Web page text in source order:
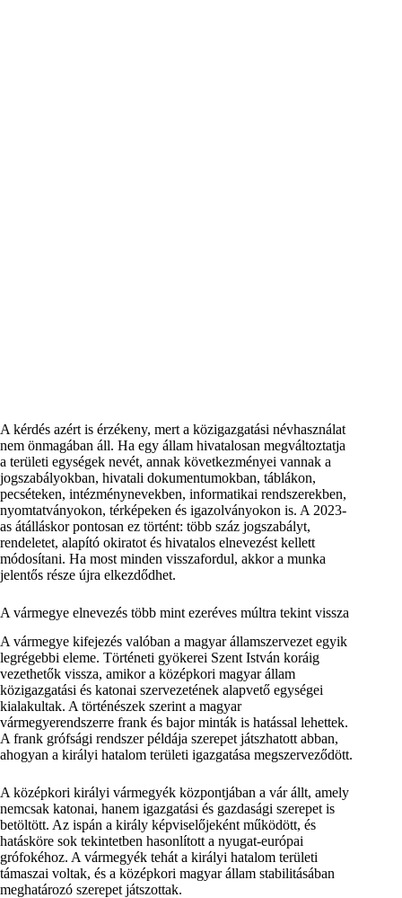
A kérdés azért is érzékeny, mert a közigazgatási névhasználat
nem önmagában áll. Ha egy állam hivatalosan megváltoztatja
a területi egységek nevét, annak következményei vannak a
jogszabályokban, hivatali dokumentumokban, táblákon,
pecséteken, intézménynevekben, informatikai rendszerekben,
nyomtatványokon, térképeken és igazolványokon is. A 2023-
as átálláskor pontosan ez történt: több száz jogszabályt,
rendeletet, alapító okiratot és hivatalos elnevezést kellett
módosítani. Ha most minden visszafordul, akkor a munka
jelentős része újra elkezdődhet.
A vármegye elnevezés több mint ezeréves múltra tekint vissza
A vármegye kifejezés valóban a magyar államszervezet egyik
legrégebbi eleme. Történeti gyökerei Szent István koráig
vezethetők vissza, amikor a középkori magyar állam
közigazgatási és katonai szervezetének alapvető egységei
kialakultak. A történészek szerint a magyar
vármegyerendszerre frank és bajor minták is hatással lehettek.
A frank grófsági rendszer példája szerepet játszhatott abban,
ahogyan a királyi hatalom területi igazgatása megszerveződött.
A középkori királyi vármegyék központjában a vár állt, amely
nemcsak katonai, hanem igazgatási és gazdasági szerepet is
betöltött. Az ispán a király képviselőjeként működött, és
hatásköre sok tekintetben hasonlított a nyugat-európai
grófokéhoz. A vármegyék tehát a királyi hatalom területi
támaszai voltak, és a középkori magyar állam stabilitásában
meghatározó szerepet játszottak.